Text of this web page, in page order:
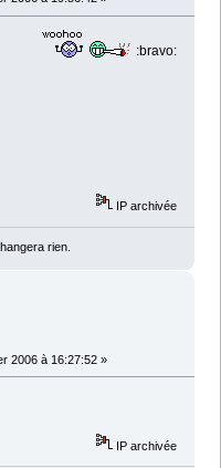
:bravo:
IP archivée
rien.
2006 à 16:27:52 »
IP archivée